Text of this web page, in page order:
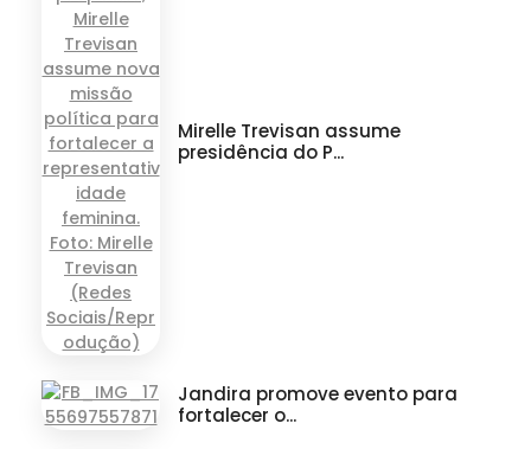
Mirelle Trevisan assume
presidência do P...
Jandira promove evento para
fortalecer o...